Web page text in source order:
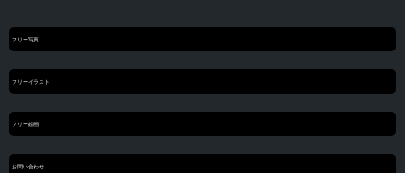
フリー写真
フリーイラスト
フリー絵画
お問い合わせ